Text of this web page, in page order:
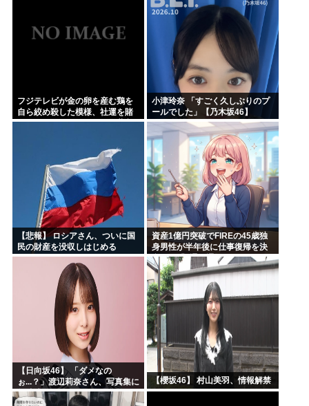
フジテレビが金の卵を産む鶏を
自ら絞め殺した模様、社運を賭
けたドル箱コンテンツが御蔵入
小津玲奈 「すごく久しぶりのプ
ールでした」【乃木坂46】
【悲報】 ロシアさん、ついに国
民の財産を没収しはじめる
資産1億円突破でFIREの45歳独
身男性が半年後に仕事復帰を決
意した「1通の通知」
【日向坂46】 「ダメなの
ぉ...？」渡辺莉奈さん、写真集に
興味津々
【櫻坂46】 村山美羽、情報解禁